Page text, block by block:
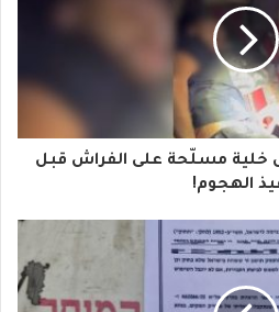
خلية مسلّحة على الفراش قبل
الهجوم!